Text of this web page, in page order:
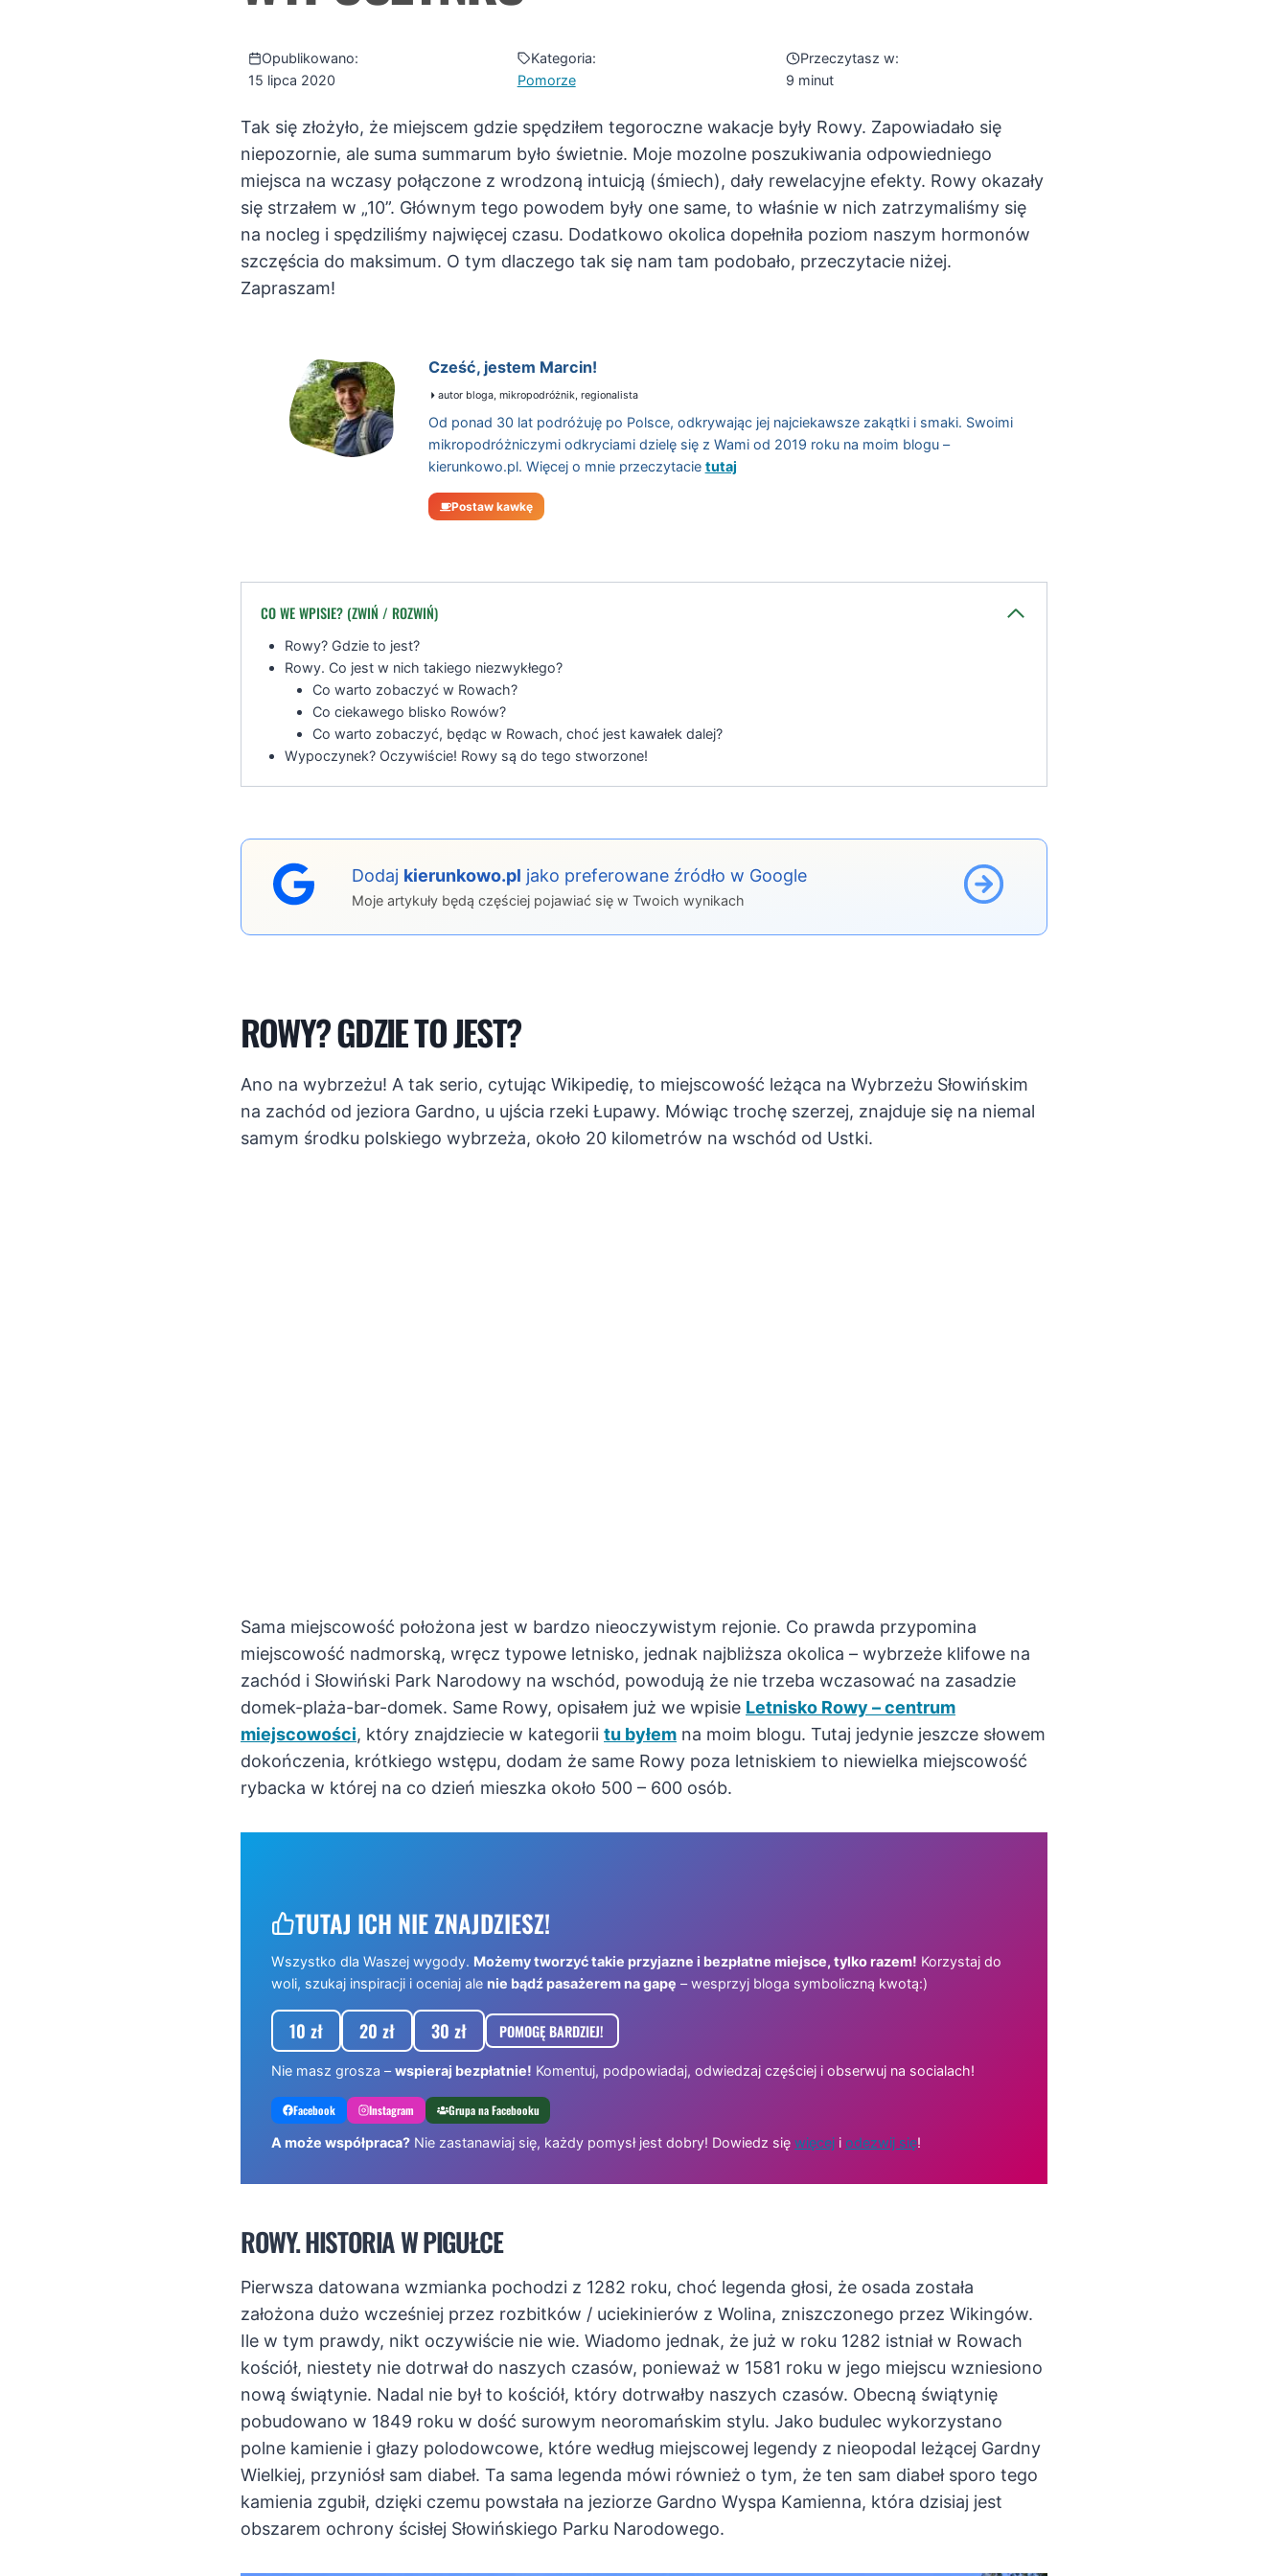
Opublikowano:
15 lipca 2020
Kategoria:
Pomorze
Przeczytasz w:
9 minut
Tak się złożyło, że miejscem gdzie spędziłem tegoroczne wakacje były Rowy. Zapowiadało się
niepozornie, ale suma summarum było świetnie. Moje mozolne poszukiwania odpowiedniego
miejsca na wczasy połączone z wrodzoną intuicją (śmiech), dały rewelacyjne efekty. Rowy okazały
się strzałem w „10”. Głównym tego powodem były one same, to właśnie w nich zatrzymaliśmy się
na nocleg i spędziliśmy najwięcej czasu. Dodatkowo okolica dopełniła poziom naszym hormonów
szczęścia do maksimum. O tym dlaczego tak się nam tam podobało, przeczytacie niżej.
Zapraszam!
Cześć, jestem Marcin!
autor bloga, mikropodróżnik, regionalista
Od ponad 30 lat podróżuję po Polsce, odkrywając jej najciekawsze zakątki i smaki. Swoimi
mikropodróżniczymi odkryciami dzielę się z Wami od 2019 roku na moim blogu –
kierunkowo.pl. Więcej o mnie przeczytacie tutaj
Postaw kawkę
CO WE WPISIE? (ZWIŃ / ROZWIŃ)
Rowy? Gdzie to jest?
Rowy. Co jest w nich takiego niezwykłego?
Co warto zobaczyć w Rowach?
Co ciekawego blisko Rowów?
Co warto zobaczyć, będąc w Rowach, choć jest kawałek dalej?
Wypoczynek? Oczywiście! Rowy są do tego stworzone!
Dodaj kierunkowo.pl jako preferowane źródło w Google
Moje artykuły będą częściej pojawiać się w Twoich wynikach
ROWY? GDZIE TO JEST?
Ano na wybrzeżu! A tak serio, cytując Wikipedię, to miejscowość leżąca na Wybrzeżu Słowińskim
na zachód od jeziora Gardno, u ujścia rzeki Łupawy. Mówiąc trochę szerzej, znajduje się na niemal
samym środku polskiego wybrzeża, około 20 kilometrów na wschód od Ustki.
Sama miejscowość położona jest w bardzo nieoczywistym rejonie. Co prawda przypomina
miejscowość nadmorską, wręcz typowe letnisko, jednak najbliższa okolica – wybrzeże klifowe na
zachód i Słowiński Park Narodowy na wschód, powodują że nie trzeba wczasować na zasadzie
domek-plaża-bar-domek. Same Rowy, opisałem już we wpisie Letnisko Rowy – centrum
miejscowości, który znajdziecie w kategorii tu byłem na moim blogu. Tutaj jedynie jeszcze słowem
dokończenia, krótkiego wstępu, dodam że same Rowy poza letniskiem to niewielka miejscowość
rybacka w której na co dzień mieszka około 500 – 600 osób.
TUTAJ ICH NIE ZNAJDZIESZ!
Wszystko dla Waszej wygody. Możemy tworzyć takie przyjazne i bezpłatne miejsce, tylko razem! Korzystaj do
woli, szukaj inspiracji i oceniaj ale nie bądź pasażerem na gapę – wesprzyj bloga symboliczną kwotą:)
10 zł 20 zł 30 zł POMOGĘ BARDZIEJ!
Nie masz grosza –wspieraj bezpłatnie! Komentuj, podpowiadaj, odwiedzaj częściej i obserwuj na socialach!
Facebook Instagram
Grupa na Facebooku
A może współpraca? Nie zastanawiaj się, każdy pomysł jest dobry! Dowiedz się więcej i odezwij się!
ROWY. HISTORIA W PIGUŁCE
Pierwsza datowana wzmianka pochodzi z 1282 roku, choć legenda głosi, że osada została
założona dużo wcześniej przez rozbitków / uciekinierów z Wolina, zniszczonego przez Wikingów.
Ile w tym prawdy, nikt oczywiście nie wie. Wiadomo jednak, że już w roku 1282 istniał w Rowach
kościół, niestety nie dotrwał do naszych czasów, ponieważ w 1581 roku w jego miejscu wzniesiono
nową świątynie. Nadal nie był to kościół, który dotrwałby naszych czasów. Obecną świątynię
pobudowano w 1849 roku w dość surowym neoromańskim stylu. Jako budulec wykorzystano
polne kamienie i głazy polodowcowe, które według miejscowej legendy z nieopodal leżącej Gardny
Wielkiej, przyniósł sam diabeł. Ta sama legenda mówi również o tym, że ten sam diabeł sporo tego
kamienia zgubił, dzięki czemu powstała na jeziorze Gardno Wyspa Kamienna, która dzisiaj jest
obszarem ochrony ścisłej Słowińskiego Parku Narodowego.